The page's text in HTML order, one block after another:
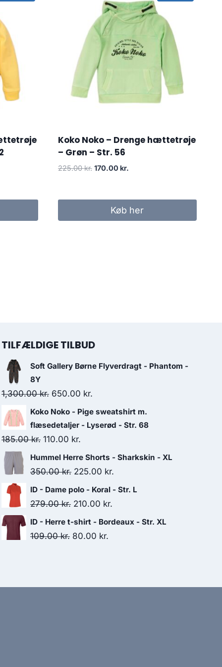
Koko Noko – Drenge hættetrøje
– Grøn – Str. 56
225.00kr. Original
225.00 kr..
170.00 kr.Current
170.00 kr..
Køb her
TILFÆLDIGE TILBUD
Soft Gallery Børne Flyverdragt - Phantom -
8Y
1,300.00kr. Original
price
was:
1,300.00 kr..
650.00 kr.
price
is:
Koko Noko - Pige sweatshirt m.
flæsedetaljer - Lyserød - Str. 68
185.00kr. Original
price
was:
110.00 kr.
price
is:
Hummel Herre Shorts - Sharkskin - XL
350.00kr. Original
price
was:
225.00 kr.
price
ID - Dame polo - Koral - Str. L
279.00kr. Original
price
was:
210.00 kr.
price
ID - Herre t-shirt - Bordeaux - Str. XL
109.00kr. Original
80.00 kr.